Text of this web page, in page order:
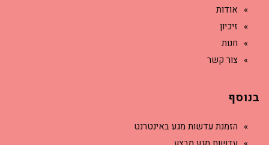
אודות
זיכיון
חנות
צור קשר
בנוסף
הזמנת עדשות מגע באינטרנט